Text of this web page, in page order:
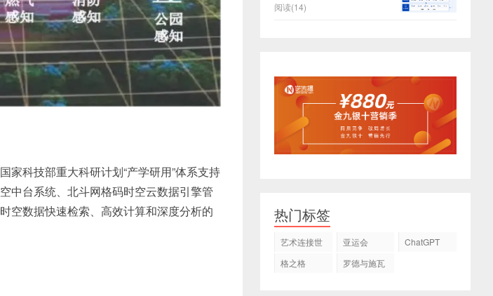
家科技部重大科研计划“产学研用”体系支持
中台系统、北斗网格码时空云数据引擎管
空数据快速检索、高效计算和深度分析的
阅读(14)
热门标签
艺术连接世
亚运会
ChatGPT
格之格
罗德与施瓦